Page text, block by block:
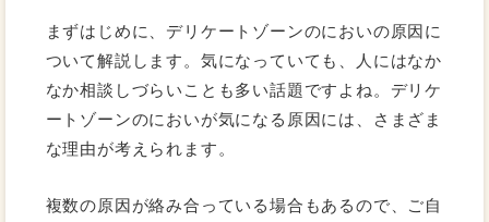
まずはじめに、デリケートゾーンのにおいの原因に
ついて解説します。気になっていても、人にはなか
なか相談しづらいことも多い話題ですよね。デリケ
ートゾーンのにおいが気になる原因には、さまざま
な理由が考えられます。
複数の原因が絡み合っている場合もあるので、ご自